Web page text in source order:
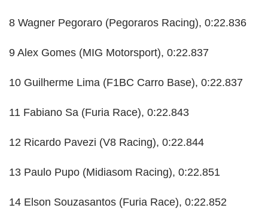
8 Wagner Pegoraro (Pegoraros Racing), 0:22.836
9 Alex Gomes (MIG Motorsport), 0:22.837
10 Guilherme Lima (F1BC Carro Base), 0:22.837
11 Fabiano Sa (Furia Race), 0:22.843
12 Ricardo Pavezi (V8 Racing), 0:22.844
13 Paulo Pupo (Midiasom Racing), 0:22.851
14 Elson Souzasantos (Furia Race), 0:22.852